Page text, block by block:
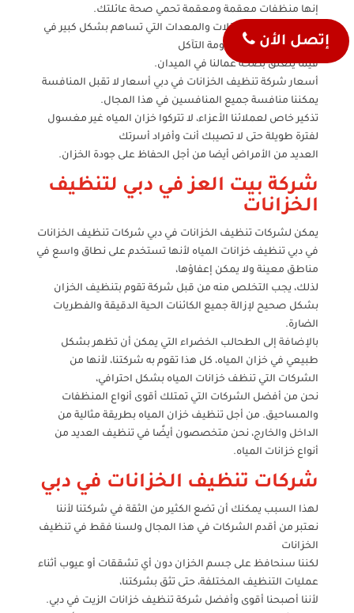
إنها منظفات معقمة ومعقمة تحمي صحة عائلتك.
يتم معالجة أحدث الآلات والمعدات التي تساهم بشكل كبير في
تنظيف الخزانات بمقاومة التآكل
فيما يتعلق بصحة عمالنا في الميدان.
أسعار شركة تنظيف الخزانات في دبي أسعار لا تقبل المنافسة
يمكننا منافسة جميع المنافسين في هذا المجال.
تذكير خاص لعملائنا الأعزاء، لا تتركوا خزان المياه غير مغسول
لفترة طويلة حتى لا تصيبك أنت وأفراد أسرتك
العديد من الأمراض أيضا من أجل الحفاظ على جودة الخزان.
شركة بيت العز في دبي لتنظيف
الخزانات
يمكن لشركات تنظيف الخزانات في دبي شركات تنظيف الخزانات
في دبي تنظيف خزانات المياه لأنها تستخدم على نطاق واسع في
مناطق معينة ولا يمكن إعفاؤها،
لذلك، يجب التخلص منه من قبل شركة تقوم بتنظيف الخزان
بشكل صحيح لإزالة جميع الكائنات الحية الدقيقة والفطريات
الضارة.
بالإضافة إلى الطحالب الخضراء التي يمكن أن تظهر بشكل
طبيعي في خزان المياه، كل هذا تقوم به شركتنا، لأنها من
الشركات التي تنظف خزانات المياه بشكل احترافي،
نحن من أفضل الشركات التي تمتلك أقوى أنواع المنظفات
والمساحيق. من أجل تنظيف خزان المياه بطريقة مثالية من
الداخل والخارج، نحن متخصصون أيضًا في تنظيف العديد من
أنواع خزانات المياه.
شركات تنظيف الخزانات في دبي
لهذا السبب يمكنك أن تضع الكثير من الثقة في شركتنا لأننا
نعتبر من أقدم الشركات في هذا المجال ولسنا فقط في تنظيف
الخزانات
لكننا سنحافظ على جسم الخزان دون أي تشققات أو عيوب أثناء
عمليات التنظيف المختلفة، حتى تثق بشركتنا،
لأننا أصبحنا أقوى وأفضل شركة تنظيف خزانات الزيت في دبي.
إتصل الأن